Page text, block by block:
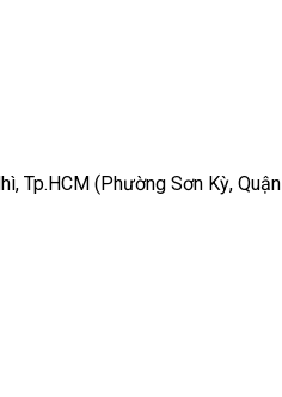
Tp.HCM (Phường Sơn Kỳ,